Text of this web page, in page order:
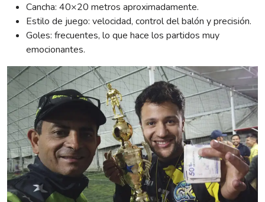
Cancha: 40×20 metros aproximadamente.
Estilo de juego: velocidad, control del balón y precisión.
Goles: frecuentes, lo que hace los partidos muy
emocionantes.